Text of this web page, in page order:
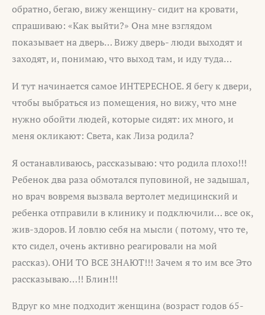
обратно, бегаю, вижу женщину- сидит на кровати,
спрашиваю: «Как выйти?» Она мне взглядом
показывает на дверь… Вижу дверь- люди выходят и
заходят, и, понимаю, что выход там, и иду туда…
И тут начинается самое ИНТЕРЕСНОЕ. Я бегу к двери,
чтобы выбраться из помещения, но вижу, что мне
нужно обойти людей, которые сидят: их много, и
меня окликают: Света, как Лиза родила?
Я останавливаюсь, рассказываю: что родила плохо!!!
Ребенок два раза обмотался пуповиной, не задышал,
но врач вовремя вызвала вертолет медицинский и
ребенка отправили в клинику и подключили… все ок,
жив-здоров. И ловлю себя на мысли ( потому, что те,
кто сидел, очень активно реагировали на мой
рассказ). ОНИ ТО ВСЕ ЗНАЮТ!!! Зачем я то им все Это
рассказываю…!! Блин!!!
Вдруг ко мне подходит женщина (возраст годов 65-